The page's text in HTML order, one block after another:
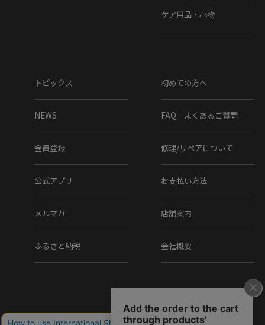
ケア用品・小物
トピックス
NEWS
会員登録
公式アプリ
メルマガ
ふるさと納税
初めての方へ
FAQ｜よくあるご質問
修理/リペアについて
お支払い方法
店舗案内
会社概要